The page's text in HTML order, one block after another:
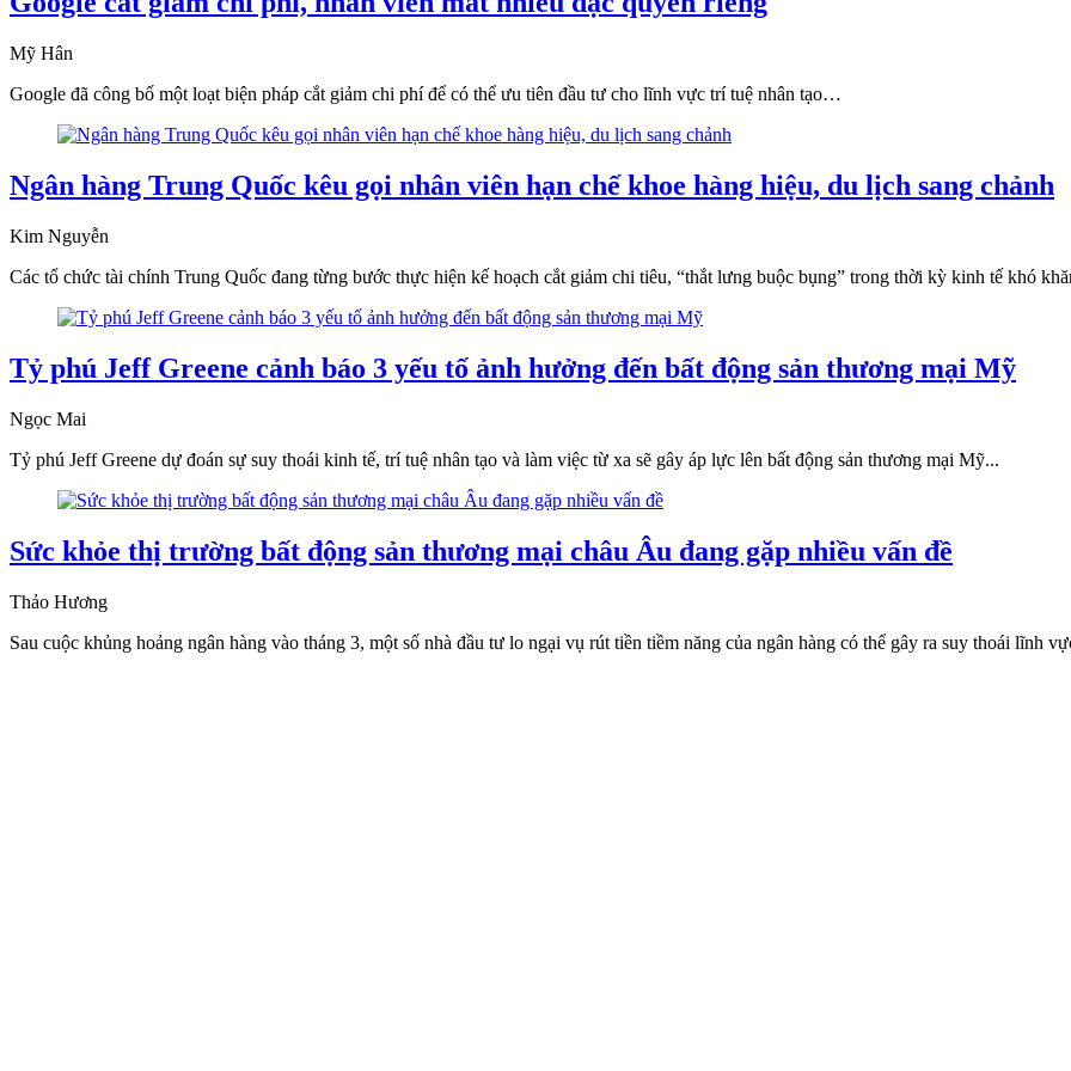
Mỹ Hân
Google đã công bố một loạt biện pháp cắt giảm chi phí để có thể ưu tiên đầu tư cho lĩnh vực trí tuệ nhân tạo…
Ngân hàng Trung Quốc kêu gọi nhân viên hạn chế khoe hàng hiệu, du lịch sang chảnh
Kim Nguyễn
Các tổ chức tài chính Trung Quốc đang từng bước thực hiện kế hoạch cắt giảm chi tiêu, “thắt lưng buộc bụng” trong thời kỳ kinh tế khó
Tỷ phú Jeff Greene cảnh báo 3 yếu tố ảnh hưởng đến bất động sản thương mại Mỹ
Ngọc Mai
Tỷ phú Jeff Greene dự đoán sự suy thoái kinh tế, trí tuệ nhân tạo và làm việc từ xa sẽ gây áp lực lên bất động sản thương mại Mỹ...
Sức khỏe thị trường bất động sản thương mại châu Âu đang gặp nhiều vấn đề
Thảo Hương
Sau cuộc khủng hoảng ngân hàng vào tháng 3, một số nhà đầu tư lo ngại vụ rút tiền tiềm năng của ngân hàng có thể gây ra suy thoái lĩnh